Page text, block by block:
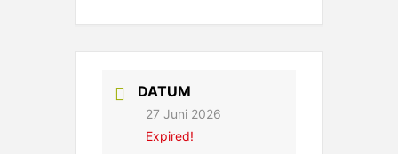
DATUM
27 Juni 2026
Expired!